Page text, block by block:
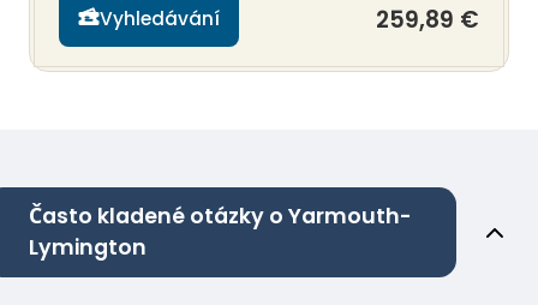
Vyhledávání 259,89 €
Často kladené otázky o Yarmouth-
Lymington